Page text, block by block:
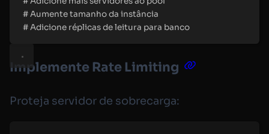
# Aumente tamanho da instância
# Adicione réplicas de leitura para banco
Implemente Rate Limiting
Proteja servidor de sobrecarga: